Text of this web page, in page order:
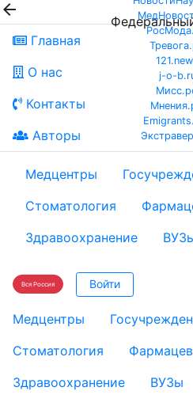

Главная
О нас
Контакты
Авторы
j-o-
Медцентры
Стоматология
Здравоохранение
Вся Россия Войти
Медцентры
Стоматология
Здравоохранение
ВУЗы